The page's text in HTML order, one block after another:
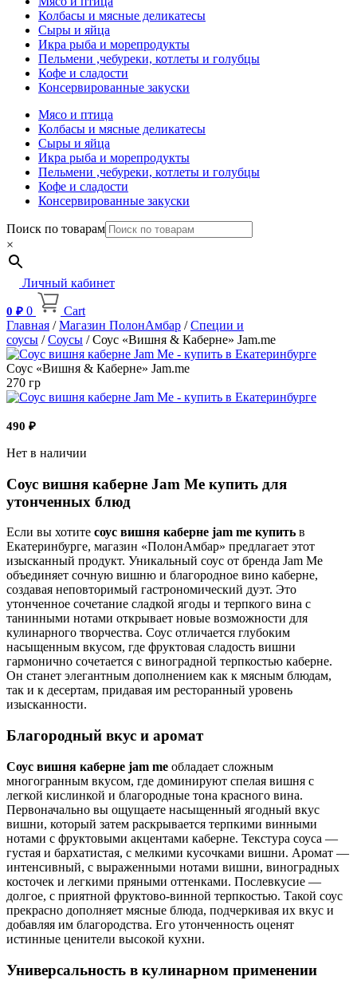
Колбасы и мясные деликатесы
Сыры и яйца
Икра рыба и морепродукты
Пельмени ,чебуреки, котлеты и голубцы
Кофе и сладости
Консервированные закуски
Мясо и птица
Колбасы и мясные деликатесы
Сыры и яйца
Икра рыба и морепродукты
Пельмени ,чебуреки, котлеты и голубцы
Кофе и сладости
Консервированные закуски
Поиск по товарам
×
Личный кабинет
0 ₽ 0
Cart
Главная /Магазин ПолонАмбар /Специи и
соусы /Соусы / Соус «Вишня & Каберне» Jam.me
Соус «Вишня & Каберне» Jam.me
270 гр
490 ₽
Нет в наличии
Соус вишня каберне Jam Me купить для
утонченных блюд
Если вы хотите соус вишня каберне jam me купить в
Екатеринбурге, магазин «ПолонАмбар» предлагает этот
изысканный продукт. Уникальный соус от бренда Jam Me
объединяет сочную вишню и благородное вино каберне,
создавая неповторимый гастрономический дуэт. Это
утонченное сочетание сладкой ягоды и терпкого вина с
танинными нотами открывает новые возможности для
кулинарного творчества. Соус отличается глубоким
насыщенным вкусом, где фруктовая сладость вишни
гармонично сочетается с виноградной терпкостью каберне.
Он станет элегантным дополнением как к мясным блюдам,
так и к десертам, придавая им ресторанный уровень
изысканности.
Благородный вкус и аромат
Соус вишня каберне jam me обладает сложным
многогранным вкусом, где доминируют спелая вишня с
легкой кислинкой и благородные тона красного вина.
Первоначально вы ощущаете насыщенный ягодный вкус
вишни, который затем раскрывается терпкими винными
нотами с фруктовыми акцентами каберне. Текстура соуса —
густая и бархатистая, с мелкими кусочками вишни. Аромат —
интенсивный, с выраженными нотами вишни, виноградных
косточек и легкими пряными оттенками. Послевкусие —
долгое, с приятной фруктово-винной терпкостью. Такой соус
прекрасно дополняет мясные блюда, подчеркивая их вкус и
добавляя им благородства. Его утонченность оценят
истинные ценители высокой кухни.
Универсальность в кулинарном применении